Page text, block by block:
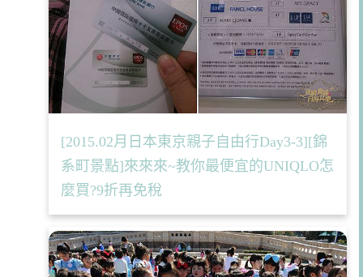
[2015.02月日本東京親子自由行Day3-3][錦
系町景點]來來來~教你最便宜的UNIQLO怎
麼買?9折再免稅